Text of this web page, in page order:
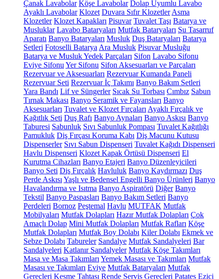
Çanak Lavabolar Köşe Lavabolar Dolap Uyumlu Lavabo
Ayaklı Lavabolar Klozet Duvara Sıfır Klozetler Asma
Klozetler Klozet Kapakları Pisuvar Tuvalet Taşı Batarya ve
Musluklar Lavabo Bataryaları Mutfak Bataryaları Su Tasarruf
Aparatı Banyo Bataryaları Musluk Duş Bataryaları Batarya
Setleri Fotoselli Batarya Ara Musluk Pisuvar Musluğu
Batarya ve Musluk Yedek Parçaları Sifon Lavabo Sifonu
Eviye Sifonu Yer Sifonu Sifon Aksesuarları ve Parçaları
Rezervuar ve Aksesuarları Rezervuar Kumanda Paneli
Rezervuar Seti Rezervuar İç Takımı Banyo Bakım Setleri
Yara Bandı Lif ve Süngerler Sıcak Su Torbası Cımbız Sabun
Tırnak Makası Banyo Seramik ve Fayansları Banyo
Aksesuarları Tuvalet ve Klozet Fırçaları Ayaklı Fırçalık ve
Kağıtlık Seti Duş Rafı Banyo Aynaları Banyo Askısı Banyo
Taburesi Sabunluk Sıvı Sabunluk Pompası Tuvalet Kağıtlığı
Pamukluk Diş Fırçası Koruma Kabı Diş Macunu Kutusu
Dispenserler Sıvı Sabun Dispenseri Tuvalet Kağıdı Dispenseri
Havlu Dispenseri Klozet Kapak Örtüsü Dispenseri El
Kurutma Cihazları Banyo Etajeri Banyo Düzenleyicileri
Banyo Seti Diş Fırçalık Havluluk Banyo Kaydırmazı Duş
Perde Askısı Yaşlı ve Bedensel Engelli Banyo Ürünleri Banyo
Havalandırma ve Isıtma Banyo Aspiratörü Diğer Banyo
Tekstil Banyo Paspasları Banyo Bakım Setleri Banyo
Perdeleri Bornoz Peştemal Havlu MUTFAK Mutfak
Mobilyaları Mutfak Dolapları Hazır Mutfak Dolapları Çok
Amaçlı Dolap Mini Mutfak Dolapları Mutfak Rafları Köşe
Mutfak Dolapları Mutfak Boy Dolabı Kiler Dolabı Ekmek ve
Sebze Dolabı Tabureler Sandalye Mutfak Sandalyeleri Bar
Sandalyeleri Katlanır Sandalyeler Mutfak Köşe Takımları
Masa ve Masa Takımları Yemek Masası ve Takımları Mutfak
Masası ve Takımları Eviye Mutfak Bataryaları Mutfak
Gereçleri Kesme Tahtası Rende Servis Gereçleri Patates Ezici